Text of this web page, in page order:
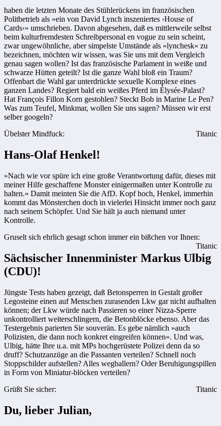
haben die letzten Monate des Stühlerückens im französischen
Politbetrieb als »ein von David Lynch inszeniertes ›House of
Cards‹« umschrieben. Davon abgesehen, daß es mittlerweile selbst
beim kulturfremdesten Schreibpersonal en vogue zu sein scheint,
zwar ungewöhnliche, aber simpelste Umstände als »lynchesk« zu
bezeichnen, möchten wir wissen, was Sie uns mit dem Vergleich
genau sagen wollen? Ist das französische Parlament in weiße und
schwarze Hütten geteilt? Ist die ganze Wahl bloß ein Traum?
Offenbart die Wahl gar unterdrückte sexuelle Komplexe eines
ganzen Landes? Regiert bald ein weißes Pferd im Élysée-Palast?
Hat François Fillon Korn gestohlen? Steckt Bob in Marine Le Pen?
Was zum Teufel, Minkmar, wollen Sie uns sagen? Müssen wir erst
selber googeln?
Übelster Mindfuck:
Titanic
Hans-Olaf Henkel!
»Nach wie vor spüre ich eine große Verantwortung dafür, dieses mit
meiner Hilfe geschaffene Monster einigermaßen unter Kontrolle zu
halten.« Damit meinten Sie die AfD. Kopf hoch, Henkel, immerhin
kommt das Mönsterchen doch in vielerlei Hinsicht immer noch ganz
nach seinem Schöpfer. Und Sie hält ja auch niemand unter
Kontrolle.
Gruselt sich ehrlich gesagt schon immer ein bißchen vor Ihnen:
Titanic
Sächsischer Innenminister Markus Ulbig
(CDU)!
Jüngste Tests haben gezeigt, daß Betonsperren in Gestalt großer
Legosteine einen auf Menschen zurasenden Lkw gar nicht aufhalten
können; der Lkw würde nach Passieren so einer Nizza-Sperre
unkontrolliert weiterschlingern, die Betonblöcke ebenso. Aber das
Testergebnis parierten Sie souverän. Es gebe nämlich »auch
Polizisten, die dann noch konkret eingreifen können«. Und was,
Ulbig, hätte Ihre u.a. mit MPs hochgerüstete Polizei denn da so
druff? Schutzanzüge an die Passanten verteilen? Schnell noch
Stoppschilder aufstellen? Alles wegballern? Oder Beruhigungspillen
in Form von Miniatur-blöcken verteilen?
Grüßt Sie sicher:
Titanic
Du, lieber Julian,